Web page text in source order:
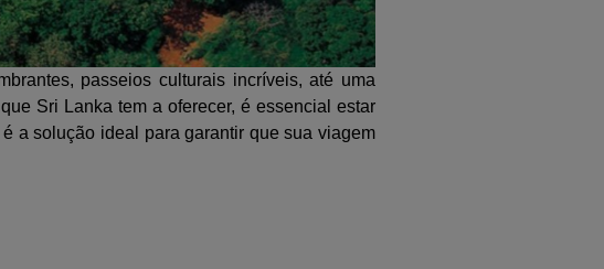
passeios culturais incríveis, até uma
Sri Lanka tem a oferecer, é essencial estar
a solução ideal para garantir que sua viagem